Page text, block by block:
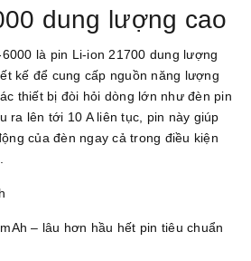
dung lượng cao
là pin Li-ion 21700 dung lượng
kế để cung cấp nguồn năng lượng
thiết bị đòi hỏi dòng lớn như đèn pin
ra lên tới 10 A liên tục, pin này giúp
của đèn ngay cả trong điều kiện
– lâu hơn hầu hết pin tiêu chuẩn